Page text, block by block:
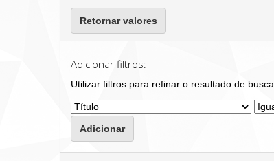
Retornar valores
Adicionar filtros:
Utilizar filtros para refinar o resultado de busca.